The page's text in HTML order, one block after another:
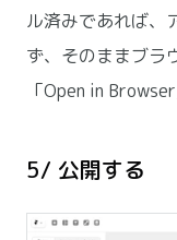
ル済みであれば、
ず、そのままブラ
「Open in
5/ 公開する